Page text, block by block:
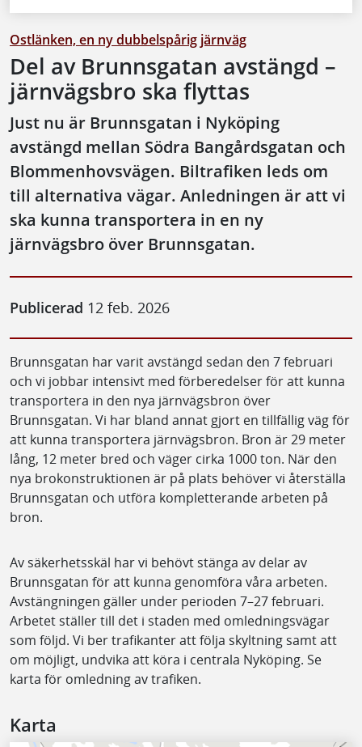
Ostlänken, en ny dubbelspårig järnväg
Del av Brunnsgatan avstängd –
järnvägsbro ska flyttas
Just nu är Brunnsgatan i Nyköping
avstängd mellan Södra Bangårdsgatan och
Blommenhovsvägen. Biltrafiken leds om
till alternativa vägar. Anledningen är att vi
ska kunna transportera in en ny
järnvägsbro över Brunnsgatan.
Publicerad 12 feb. 2026
Brunnsgatan har varit avstängd sedan den 7 februari
och vi jobbar intensivt med förberedelser för att kunna
transportera in den nya järnvägsbron över
Brunnsgatan. Vi har bland annat gjort en tillfällig väg för
att kunna transportera järnvägsbron. Bron är 29 meter
lång, 12 meter bred och väger cirka 1000 ton. När den
nya brokonstruktionen är på plats behöver vi återställa
Brunnsgatan och utföra kompletterande arbeten på
bron.
Av säkerhetsskäl har vi behövt stänga av delar av
Brunnsgatan för att kunna genomföra våra arbeten.
Avstängningen gäller under perioden 7–27 februari.
Arbetet ställer till det i staden med omledningsvägar
som följd. Vi ber trafikanter att följa skyltning samt att
om möjligt, undvika att köra i centrala Nyköping. Se
karta för omledning av trafiken.
Karta